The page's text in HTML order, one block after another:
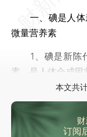
一、碘是人体
微量营养素
1、碘是新陈代
素，是人体合成甲
本文共
订阅